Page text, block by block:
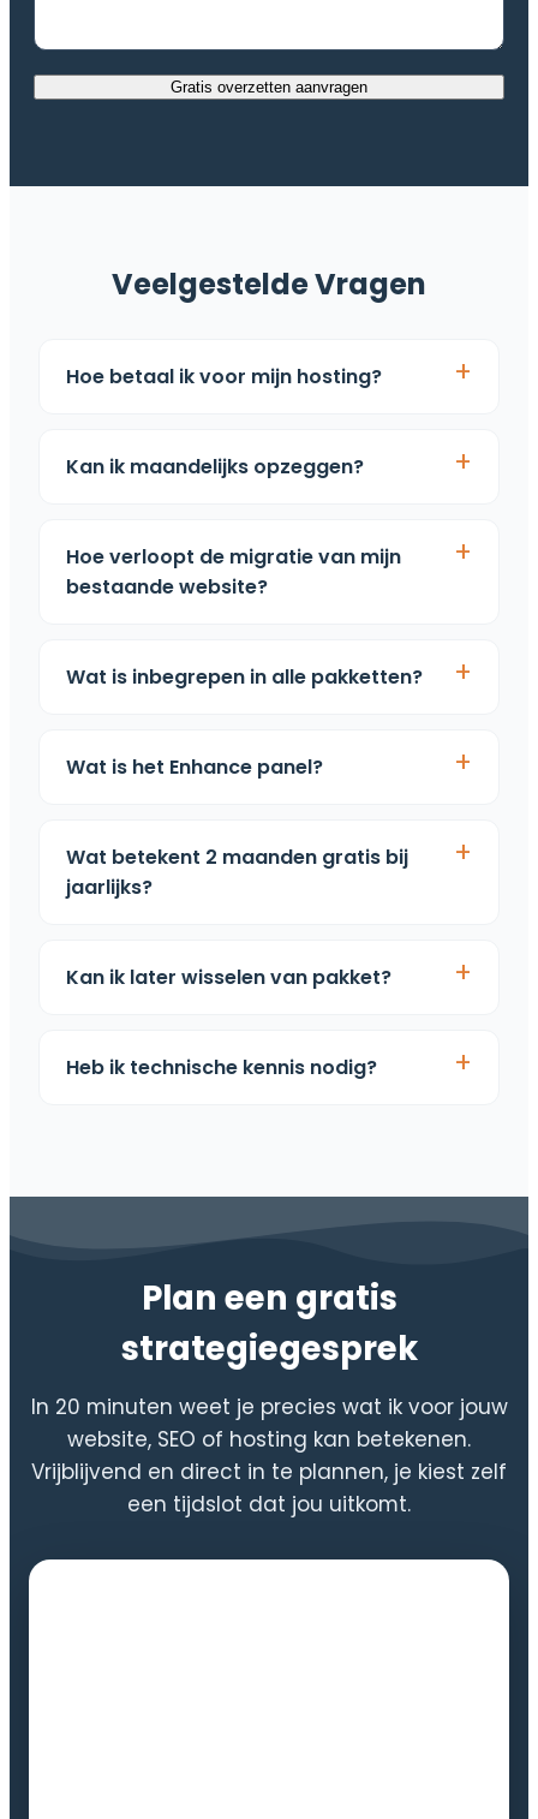
Gratis overzetten aanvragen
Veelgestelde Vragen
Hoe betaal ik voor mijn hosting?
Kan ik maandelijks opzeggen?
Hoe verloopt de migratie van mijn
bestaande website?
Wat is inbegrepen in alle pakketten?
Wat is het Enhance panel?
Wat betekent 2 maanden gratis bij
jaarlijks?
Kan ik later wisselen van pakket?
Heb ik technische kennis nodig?
Plan een gratis
strategiegesprek
In 20 minuten weet je precies wat ik voor jouw
website, SEO of hosting kan betekenen.
Vrijblijvend en direct in te plannen, je kiest zelf
een tijdslot dat jou uitkomt.